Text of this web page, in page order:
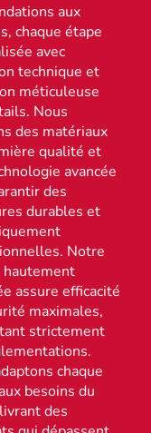
aux
chaque étape
avec
technique et
méticuleuse
Nous
des matériaux
qualité et
avancée
des
durables et
Notre
hautement
assure efficacité
maximales,
strictement
chaque
besoins du
des